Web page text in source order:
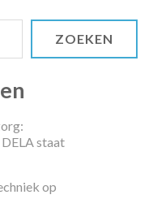
ZOEKEN
staat
op